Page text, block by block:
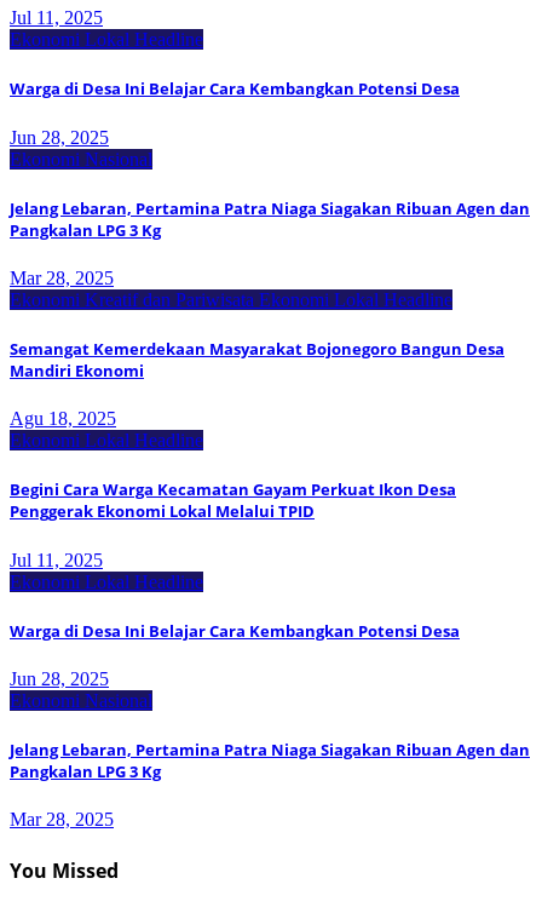
Jul 11, 2025
Ekonomi Lokal Headline
Warga di Desa Ini Belajar Cara Kembangkan Potensi Desa
Jun 28, 2025
Ekonomi Nasional
Jelang Lebaran, Pertamina Patra Niaga Siagakan Ribuan Agen dan
Pangkalan LPG 3 Kg
Mar 28, 2025
Ekonomi Kreatif dan Pariwisata Ekonomi Lokal Headline
Semangat Kemerdekaan Masyarakat Bojonegoro Bangun Desa
Mandiri Ekonomi
Agu 18, 2025
Ekonomi Lokal Headline
Begini Cara Warga Kecamatan Gayam Perkuat Ikon Desa
Penggerak Ekonomi Lokal Melalui TPID
Jul 11, 2025
Ekonomi Lokal Headline
Warga di Desa Ini Belajar Cara Kembangkan Potensi Desa
Jun 28, 2025
Ekonomi Nasional
Jelang Lebaran, Pertamina Patra Niaga Siagakan Ribuan Agen dan
Pangkalan LPG 3 Kg
Mar 28, 2025
You Missed